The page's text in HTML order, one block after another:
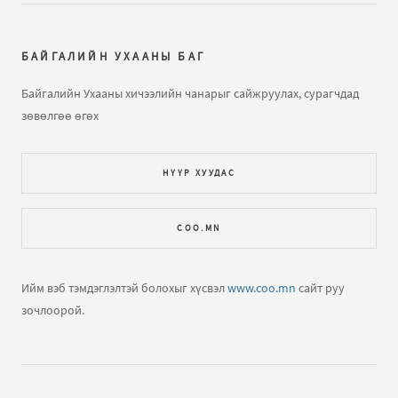
Далайн татралт түрэлт Зочин:
ч харагдахгүй байна
Газарзүйн хичээл "Газарзүйн зургийн тусгаг,
бичлэгт Зочин:Bi hicheelee hiih gsn
yma tgd ta nda gajiltiin tuhai tailbar oruuld ogooch
ЕШ-ФИЗИК 2009 В2 хувилбар хариутайгаабичлэгт
Нар хиртэлт гэж юу юм бол?
БАЙГАЛИЙН УХААНЫ БАГ
Байгалийн Ухааны хичээлийн чанарыг сайжруулах, сурагчдад
зөвөлгөө өгөх
НҮҮР ХУУДАС
COO.MN
Ийм вэб тэмдэглэлтэй болохыг хүсвэлwww.coo.mn сайт руу
зочлоорой.